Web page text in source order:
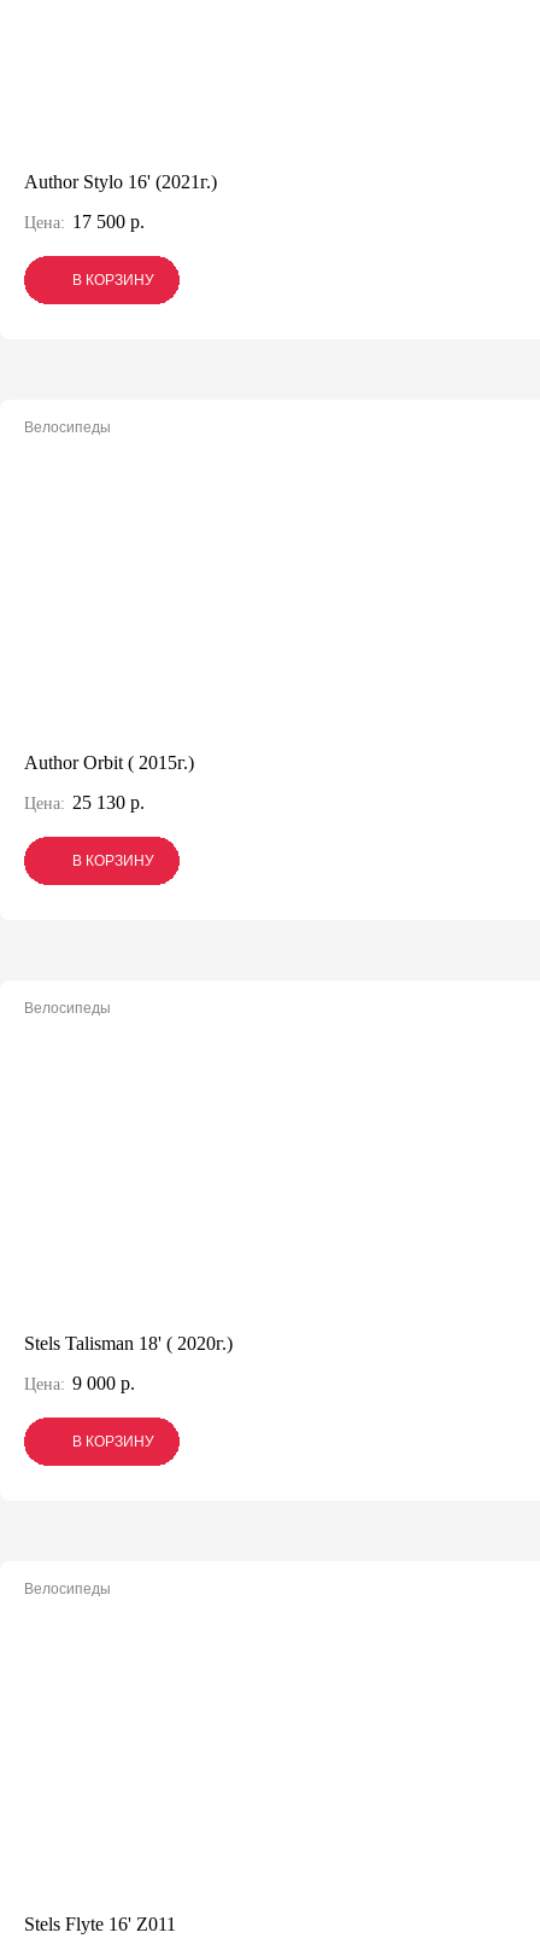
Author Stylo 16' (2021г.)
Цена: 17 500 р.
В КОРЗИНУ
В КОРЗИНУ
В КОРЗИНУ
Велосипеды
Author Orbit ( 2015г.)
Цена: 25 130 р.
В КОРЗИНУ
В КОРЗИНУ
В КОРЗИНУ
Велосипеды
Stels Talisman 18' ( 2020г.)
Цена: 9 000 р.
В КОРЗИНУ
В КОРЗИНУ
В КОРЗИНУ
Велосипеды
Stels Flyte 16' Z011